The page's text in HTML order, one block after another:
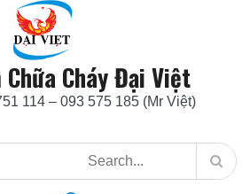
Chữa Cháy Đại Việt
114 – 093 575 185 (Mr Việt)